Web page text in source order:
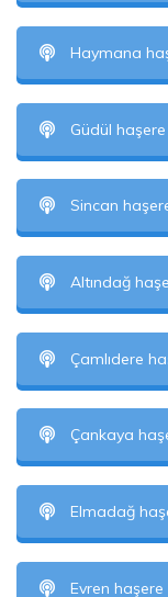
Haymana
Güdül
Sincan
Altındağ
Çamlıdere
Çankaya
Elmadağ
Evren